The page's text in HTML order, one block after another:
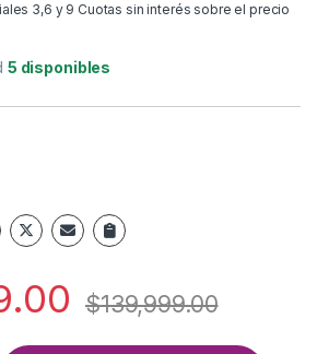
3,6 y 9 Cuotas sin interés sobre el precio
5 disponibles
$139,999.00